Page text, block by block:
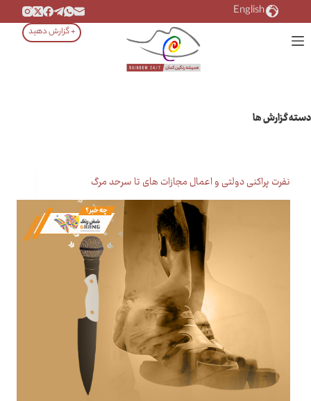
به
محتوا
English
+ گزارش دهید
دستهگزارش ها
نفرت پراکنی دولتی و اعمال مجازات های تا سرحد مرگ